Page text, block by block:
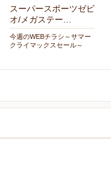
スーパースポーツゼビ
オ/メガステー…
今週のWEBチラシ～サマー
クライマックスセール～